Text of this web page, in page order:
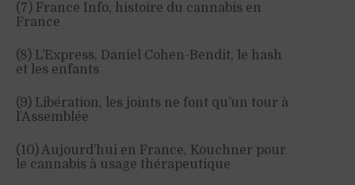
(7) France Info, histoire du cannabis en
France
(8) L’Express, Daniel Cohen-Bendit, le hash
et les enfants
(9) Libération, les joints ne font qu’un tour à
l’Assemblée
(10) Aujourd’hui en France, Kouchner pour
le cannabis à usage thérapeutique